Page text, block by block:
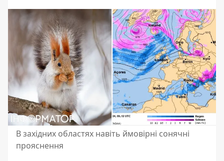
В західних областях навіть ймовірні сонячні
прояснення